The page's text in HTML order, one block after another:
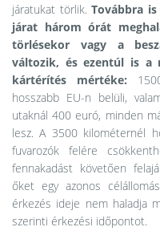
járatukat törlik.Továbbra
járat három órát
törlésekor vagy a
változik, és ezentúl is a
kártérítés mértéke:
hosszabb EU-n belüli,
utaknál 400 euró, minden
lesz. A 3500 kilométernél
fuvarozók felére
fennakadást követően
őket egy azonos
érkezés ideje nem haladja
szerinti érkezési időpontot.